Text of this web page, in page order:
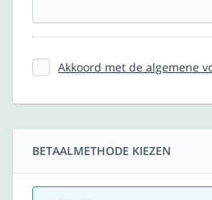
Akkoord met de algemene
BETAALMETHODE KIEZEN